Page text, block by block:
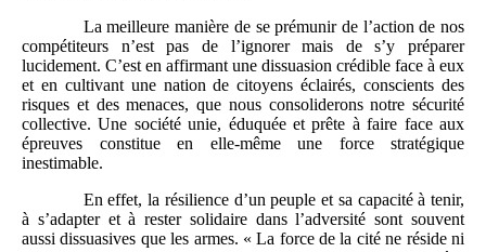
La meilleure manière de se prémunir de l’action de nos
compétiteurs n’est pas de l’ignorer mais de s’y préparer
lucidement. C’est en affirmant une dissuasion crédible face à eux
et en cultivant une nation de citoyens éclairés, conscients des
risques et des menaces, que nous consoliderons notre sécurité
collective. Une société unie, éduquée et prête à faire face aux
épreuves constitue en elle-même une force stratégique
inestimable.
En effet, la résilience d’un peuple et sa capacité à tenir,
à s’adapter et à rester solidaire dans l’adversité sont souvent
aussi dissuasives que les armes. « La force de la cité ne réside ni